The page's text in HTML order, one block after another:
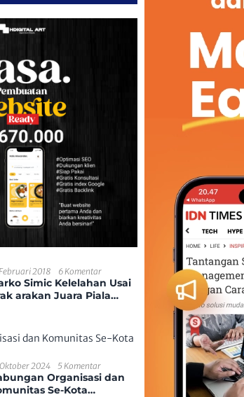
2018 6 Komentar
Simic Kelelahan Usai
arakan Juara Piala
2024 5 Komentar
Organisasi dan
Se-Kota